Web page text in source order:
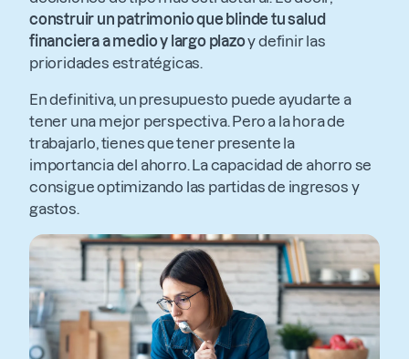
construir un patrimonio que blinde tu salud
financiera a medio y largo plazoy definir las
prioridades estratégicas.
En definitiva, un presupuesto puede ayudarte a
tener una mejor perspectiva. Pero a la hora de
trabajarlo, tienes que tener presente la
importancia del ahorro. La capacidad de ahorro se
consigue optimizando las partidas de ingresos y
gastos.